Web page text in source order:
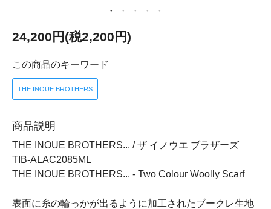
24,200円(税2,200円)
この商品のキーワード
THE INOUE BROTHERS
商品説明
THE INOUE BROTHERS... / ザ イノウエ ブラザーズ
TIB-ALAC2085ML
THE INOUE BROTHERS... - Two Colour Woolly Scarf
表面に糸の輪っかが出るように加工されたブークレ生地